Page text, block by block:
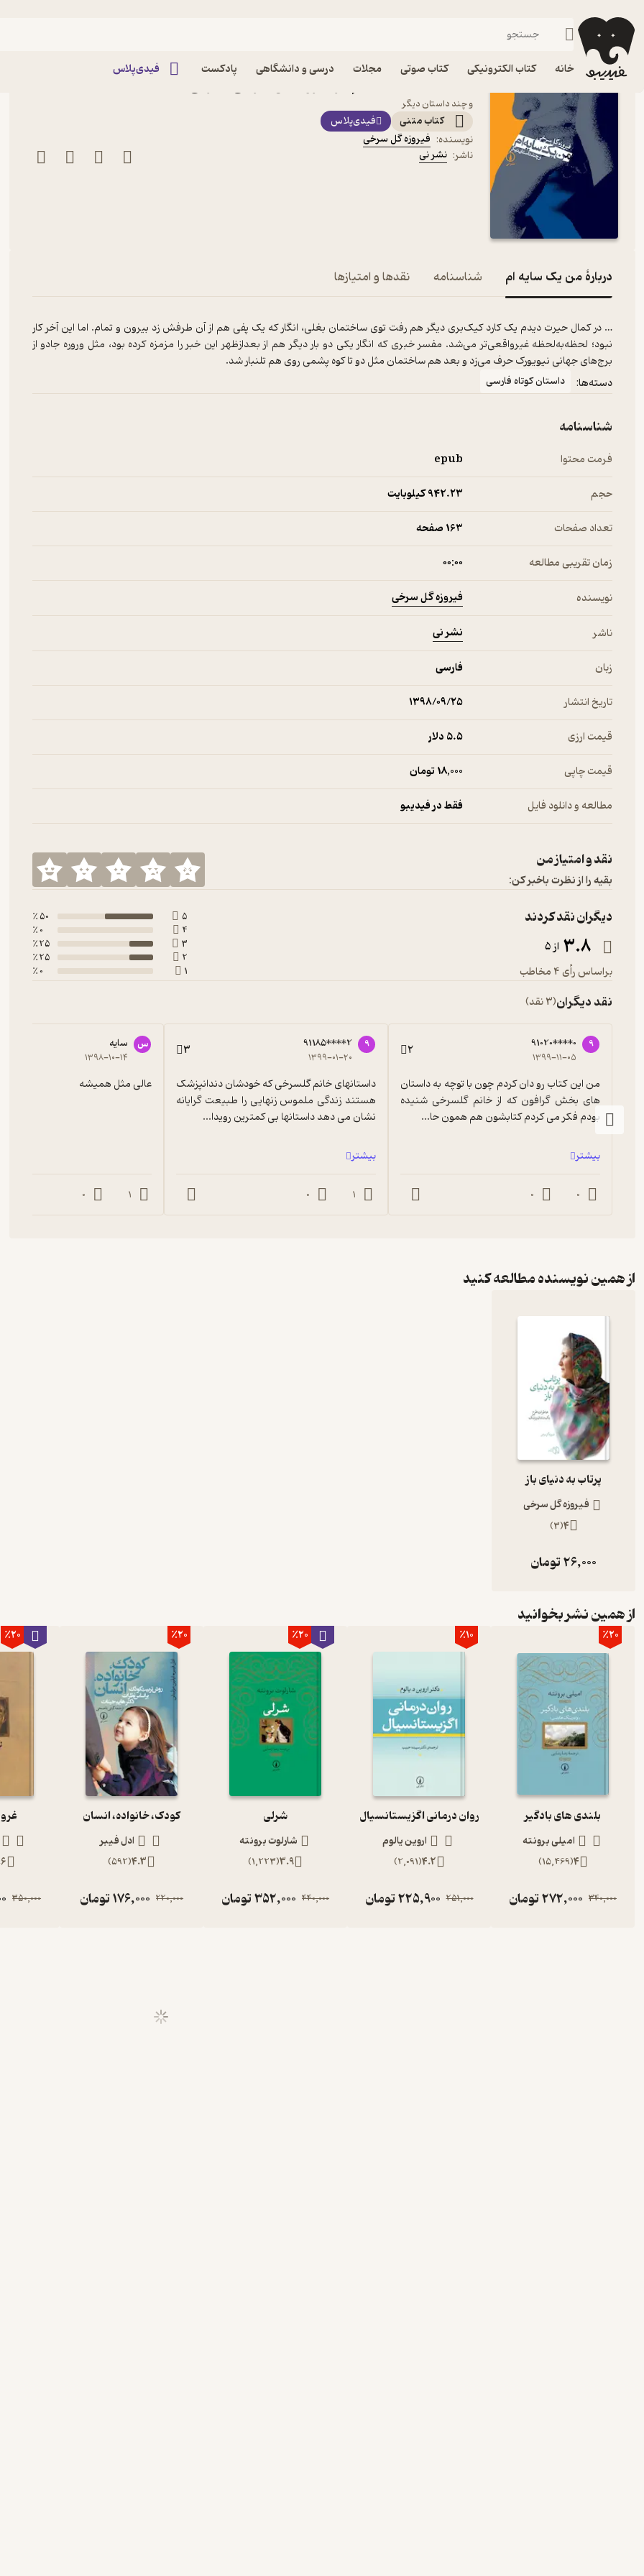
خانه کتاب الکترونیکی کتاب صوتی مجلات درسی و دانشگاهی پادکست فیدی‌پلاس
فیدیبو کتاب الکترونیکی
و چند داستان دیگر
کتاب متنی
فیدی‌پلاس
نویسنده: فیروزه گل سرخی
ناشر: نشر نی
دربارۀ من یک سایه ام شناسنامه نقدها و امتیازها
… در کمال حیرت دیدم یک کارد کیک‌بری دیگر هم رفت توی ساختمان بغلی، انگار که یک پفی هم از آن طرفش زد بیرون و تمام. اما این آخر کار
نبود؛ لحظه‌به‌لحظه غیرواقعی‌تر می‌شد. مفسر خبری که انگار یکی دو بار دیگر هم از بعدازظهر این خبر را مزمزه کرده بود، مثل وروره جادو از
برج‌های جهانی نیویورک حرف می‌زد و بعد هم ساختمان مثل دو تا کوه پشمی روی هم تلنبار شد.
دسته‌ها: داستان کوتاه فارسی
شناسنامه
فرمت محتوا epub
حجم 942.۲۳ کیلوبایت
تعداد صفحات 163 صفحه
زمان تقریبی مطالعه ۰۰:۰۰
نویسنده فیروزه گل سرخی
ناشر نشر نی
زبان فارسی
تاریخ انتشار ۱۳۹۸/۰۹/۲۵
قیمت ارزی 5.۵ دلار
قیمت چاپی 18,000 تومان
مطالعه و دانلود فایل فقط در فیدیبو
نقد و امتیاز من
بقیه را از نظرت باخبر کن:
دیگران نقد کردند
3.8 از 5
براساس رأی 4 مخاطب
5
50 ٪
4
0 ٪
3
25 ٪
2
25 ٪
1
0 ٪
نقد دیگران(3 نقد)
9
91020****0
۱۳۹۹-۱۱-۰۵ 2
بودم فکر می کردم کتابشون هم همون حا...
بیشتر
0
0
9
91185****2
۱۳۹۹-۰۱-۲۰ 3
نشان می دهد داستانها بی کمترین رویدا...
بیشتر
1
0
س سایه
۱۳۹۸-۱۰-۱۴
عالی مثل همیشه
1
0
از همین نویسنده مطالعه کنید
پرتاب به دنیای باز
فیروزه گل سرخی
4
(
3
)
26,000تومان
از همین نشر بخوانید
٪20
بلندی های بادگیر
امیلی برونته
4
(
15,469
)
340,000
272,000تومان
٪10
روان درمانی اگزیستانسیال
اروین یالوم
4.2
(
2,091
)
251,000
225,900تومان
٪20
شرلی
شارلوت برونته
3.9
(
1,223
)
440,000
352,000تومان
٪20
کودک، خانواده، انسان
ادل فیبر
4.3
(
592
)
220,000
176,000تومان
٪20
350,000